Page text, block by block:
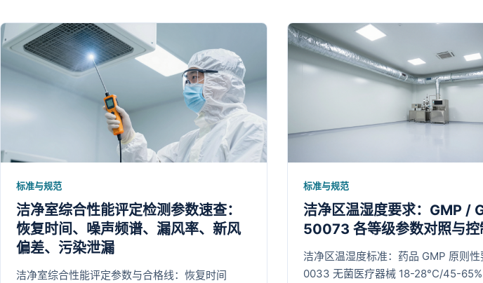
标准与规范
洁净室综合性能评定检测参数速查：
恢复时间、噪声频谱、漏风率、新风
偏差、污染泄漏
洁净室综合性能评定参数与合格线：恢复时间
标准与规范
洁净区温湿度要求：GMP /
50073 各等级参数对照与控
洁净区温湿度标准：药品 GMP 原则
0033 无菌医疗器械 18-28°C/45-